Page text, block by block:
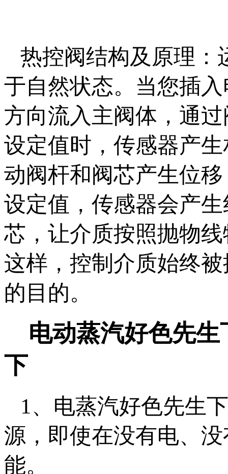
热控阀结构及原理
于自然状态。当您插入
方向流入主阀体，通
设定值时，传感器产生
动阀杆和阀芯产生位移
设定值，传感器会产
芯，让介质按照抛物
这样，控制介质始
的目的。
电动蒸汽好色先
下
1、电蒸汽好色先
源，即使在没有电
能。